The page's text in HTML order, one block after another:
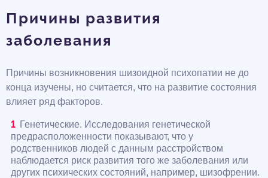
Причины развития
заболевания
Причины возникновения шизоидной психопатии не до
конца изучены, но считается, что на развитие состояния
влияет ряд факторов.
Генетические. Исследования генетической
предрасположенности показывают, что у
родственников людей с данным расстройством
наблюдается риск развития того же заболевания или
других психических состояний, например, шизофрении.